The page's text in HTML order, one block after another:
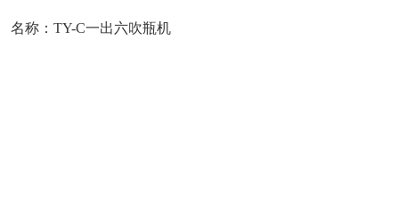
名称： TY-C一出六吹瓶机